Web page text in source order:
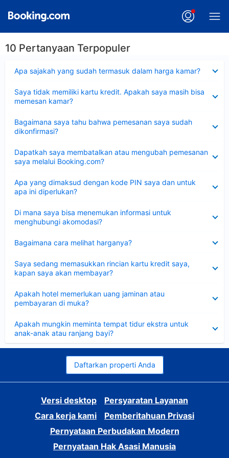
10 Pertanyaan Terpopuler
Apa sajakah yang sudah termasuk dalam harga kamar?
Saya tidak memiliki kartu kredit. Apakah saya masih bisa
memesan kamar?
Bagaimana saya tahu bahwa pemesanan saya sudah
dikonfirmasi?
Dapatkah saya membatalkan atau mengubah pemesanan
saya melalui Booking.com?
Apa yang dimaksud dengan kode PIN saya dan untuk
apa ini diperlukan?
Di mana saya bisa menemukan informasi untuk
menghubungi akomodasi?
Bagaimana cara melihat harganya?
Saya sedang memasukkan rincian kartu kredit saya,
kapan saya akan membayar?
Apakah hotel memerlukan uang jaminan atau
pembayaran di muka?
Apakah mungkin meminta tempat tidur ekstra untuk
anak-anak atau ranjang bayi?
Daftarkan properti Anda
Versi desktop
Persyaratan Layanan
Cara kerja kami
Pemberitahuan Privasi
Pernyataan Perbudakan Modern
Pernyataan Hak Asasi Manusia